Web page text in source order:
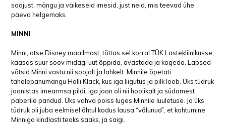
soojust, mängu ja väikeseid imesid, just neid, mis teevad ühe
päeva helgemaks.
MINNI
Minni, otse Disney maailmast, tõttas sel korral TÜK Lastekliinikusse,
kaasas suur soov midagi uut õppida, avastada ja kogeda. Lapsed
võtsid Minni vastu nii soojalt ja lahkelt. Minnile õpetati
tähelepanumängu Halli Klack, kus iga liigutus ja pilk loeb. Üks tüdruk
joonistas imearmsa pildi, iga joon oli nii hoolikalt ja südamest
paberile pandud. Üks vahva poiss luges Minnile luuletuse. Ja üks
tüdruk oli juba eelmisel õhtul kodus lausa “võlunud”, et kohtumine
Minniga kindlasti teoks saaks, ja saigi.